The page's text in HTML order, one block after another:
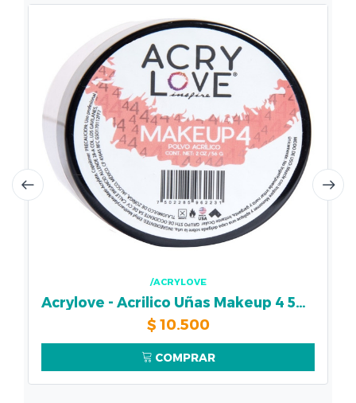
/ACRYLOVE
Acrylove - Acrilico Uñas Makeup 4 56gr
$ 10.500
COMPRAR